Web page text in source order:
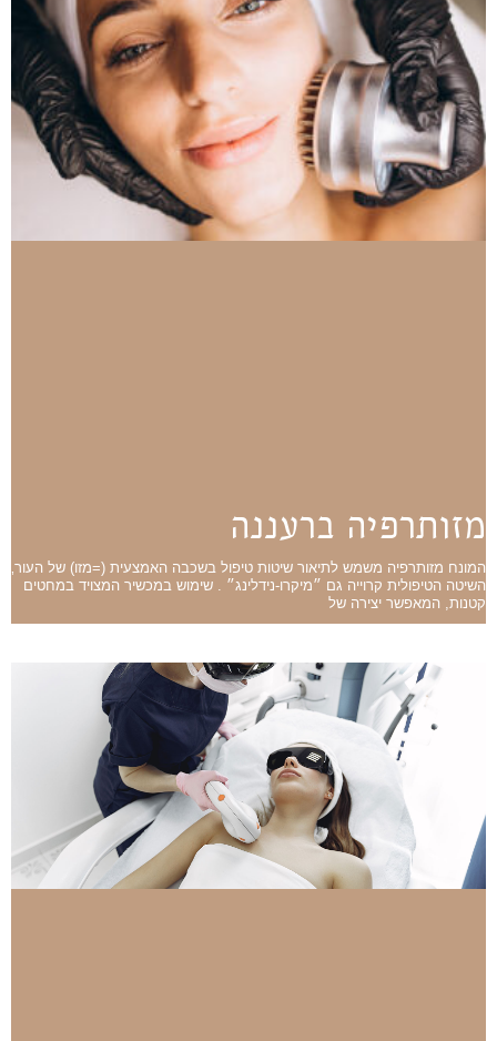
מזותרפיה ברעננה
המונח מזותרפיה משמש לתיאור שיטות טיפול בשכבה האמצעית (=מזו) של העור‚
השיטה הטיפולית קרוייה גם ״מיקרו-נידלינג״ . שימוש במכשיר המצויד במחטים
קטנות, המאפשר יצירה של